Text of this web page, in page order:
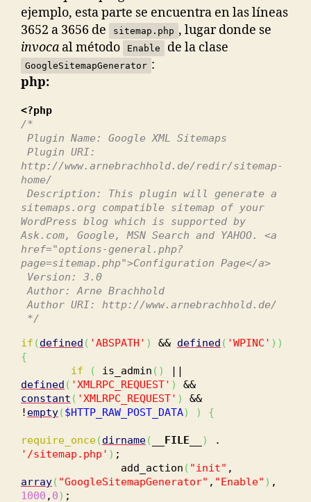
ejemplo, esta parte se encuentra en las líneas
3652 a 3656 de
sitemap.php , lugar donde se
invoca al método Enable de la clase
GoogleSitemapGenerator :
php:
<?php
/*
Plugin Name: Google XML Sitemaps
Plugin URI:
http://www.arnebrachhold.de/redir/sitemap-
home/
Description: This plugin will generate a
sitemaps.org compatible sitemap of your
WordPress blog which is supported by
Ask.com, Google, MSN Search and YAHOO. <a
href="options-general.php?
page=sitemap.php">Configuration Page</a>
Version: 3.0
Author: Arne Brachhold
Author URI: http://www.arnebrachhold.de/
*/
if (defined ( 'ABSPATH' ) && defined ( 'WPINC' ) )
{
if
( is_admin ( )
||
defined ( 'XMLRPC_REQUEST' )
&&
constant ( 'XMLRPC_REQUEST' )
&&
! empty($HTTP_RAW_POST_DATA) ) {
require_once(dirname( __FILE__ )
.
'/sitemap.php' ) ;
add_action ( "init" ,
array( "GoogleSitemapGenerator" , "Enable" ) ,
1000 , 0) ;